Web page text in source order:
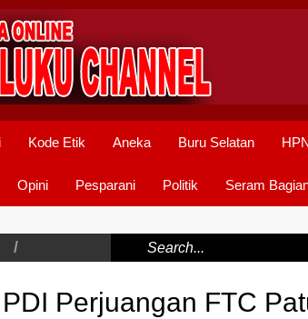
Kode Etik Aneka Buru Selatan
Opini Pesparani Politik Seram
/
Perjuangan FTC